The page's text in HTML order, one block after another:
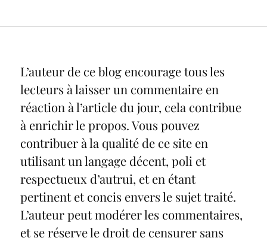
L’auteur de ce blog encourage tous les
lecteurs à laisser un commentaire en
réaction à l’article du jour, cela contribue
à enrichir le propos. Vous pouvez
contribuer à la qualité de ce site en
utilisant un langage décent, poli et
respectueux d’autrui, et en étant
pertinent et concis envers le sujet traité.
L’auteur peut modérer les commentaires,
et se réserve le droit de censurer sans